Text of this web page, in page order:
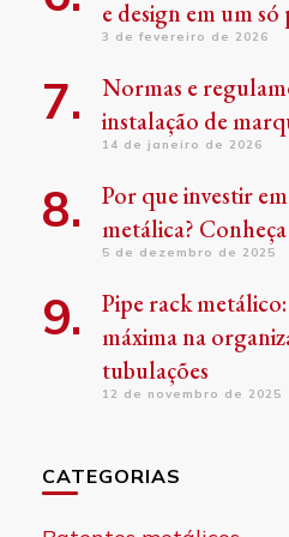
e design em um
3 de fevereiro de 2026
Normas e
instalação de
14 de janeiro de 2026
Por que investir
metálica?
5 de dezembro de 2025
Pipe rack
máxima na
tubulações
12 de novembro de 2025
CATEGORIAS